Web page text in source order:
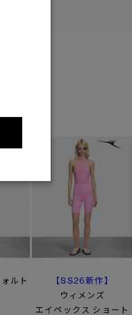
ルト
【SS26新作】
ウィメンズ
エイペックス ショート